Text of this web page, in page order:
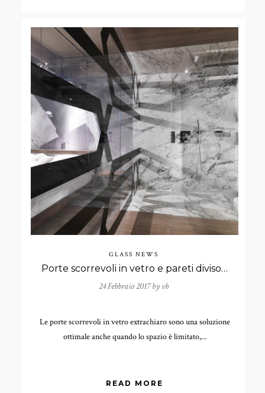
GLASS NEWS
Porte scorrevoli in vetro e pareti divisorie
24 Febbraio 2017 by vb
Le porte scorrevoli in vetro extrachiaro sono una soluzione
ottimale anche quando lo spazio è limitato,...
READ MORE